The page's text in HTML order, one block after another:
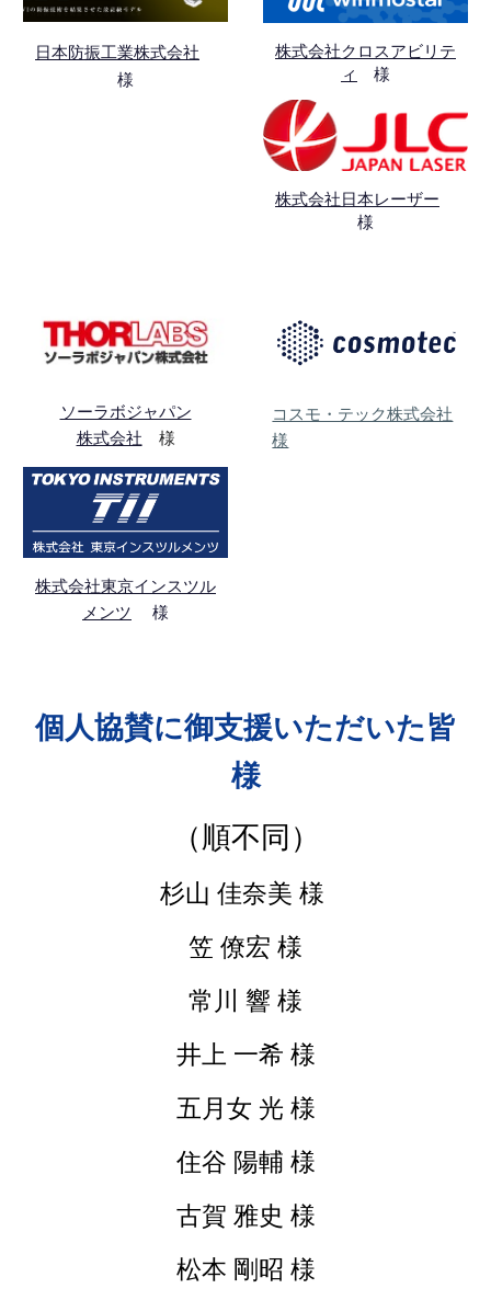
日本防振工業株式会社
様
株式会社クロスアビリテ
ィ
様
株式会社日本レーザー
様
ソーラボジャパン
株式会社
様
株式会社東京インスツル
メンツ 様
コスモ・テック株式会社
様
個人協賛に御支援いただいた皆
様
（順不同）
杉山 佳奈美 様
笠 僚宏 様
常川 響 様
井上 一希 様
五月女 光 様
住谷 陽輔 様
古賀 雅史 様
松本 剛昭 様